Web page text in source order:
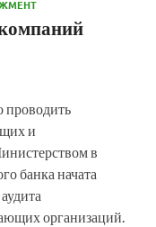
проводить
и
в
банка начата
организаций.